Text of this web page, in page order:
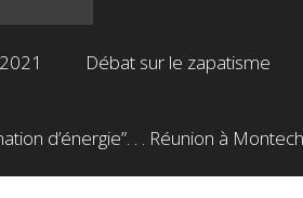
Débat sur le zapatisme
d’énergie”. . . Réunion à